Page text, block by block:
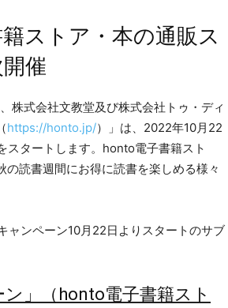
ストア・本の通販ス
催
株式会社文教堂及び株式会社トゥ・ディ
https://honto.jp/）」は、2022年10月22
スタートします。honto電子書籍スト
読書週間にお得に読書を楽しめる様々
」（honto電子書籍スト